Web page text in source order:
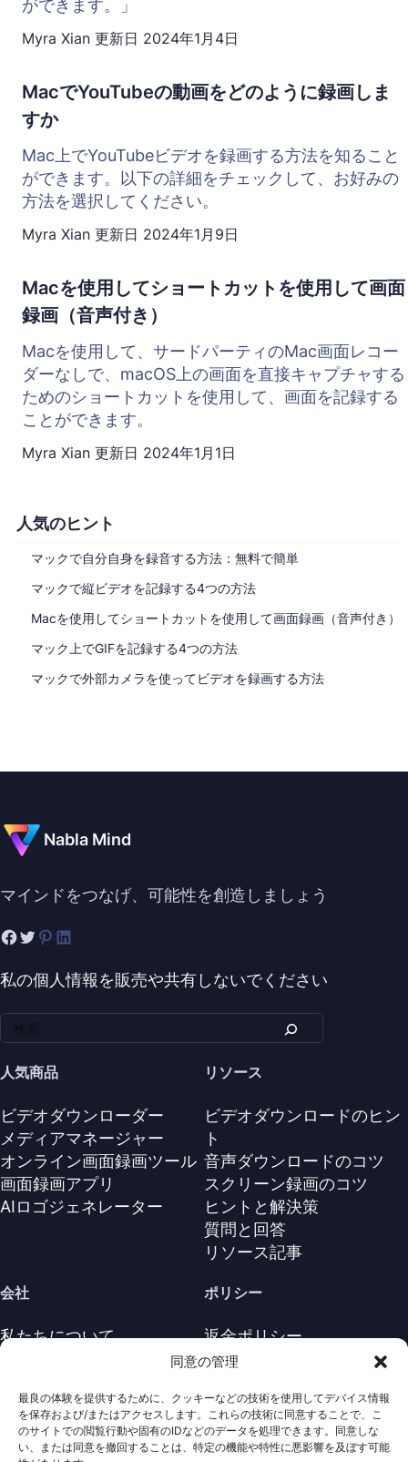
同意の管理
最良の体験を提供するために、クッキーなどの技術を使用してデバイス情報
を保存および/またはアクセスします。これらの技術に同意することで、こ
のサイトでの閲覧行動や固有のIDなどのデータを処理できます。同意しな
い、または同意を撤回することは、特定の機能や特性に悪影響を及ぼす可能
人気のヒント
マックで自分自身を録音する方法：無料で簡単
マックで縦ビデオを記録する4つの方法
Macを使用してショートカットを使用して画面録画（音声付き）
マック上でGIFを記録する4つの方法
マックで外部カメラを使ってビデオを録画する方法
ができます。」
Myra Xian 更新日 2024年1月4日
MacでYouTubeの動画をどのように録画しま
すか
Mac上でYouTubeビデオを録画する方法を知ること
ができます。以下の詳細をチェックして、お好みの
方法を選択してください。
Myra Xian 更新日 2024年1月9日
Macを使用してショートカットを使用して画面
録画（音声付き）
Macを使用して、サードパーティのMac画面レコー
ダーなしで、macOS上の画面を直接キャプチャする
ためのショートカットを使用して、画面を記録する
ことができます。
Myra Xian 更新日 2024年1月1日
Nabla Mind
マインドをつなげ、可能性を創造しましょう
私の個人情報を販売や共有しないでください
人気商品
ビデオダウンローダー
メディアマネージャー
オンライン画面録画ツール
画面録画アプリ
AIロゴジェネレーター
リソース
ビデオダウンロードのヒン
ト
音声ダウンロードのコツ
スクリーン録画のコツ
ヒントと解決策
質問と回答
リソース記事
会社
私たちについて
ポリシー
返金ポリシー
プライバシーポリシー
利用規約
アンインストール
Cookieポリシ